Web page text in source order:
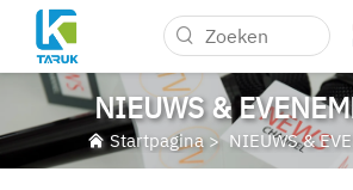
Waarom TARUK
NIEUWS &
Startpagina>NIEUWS &